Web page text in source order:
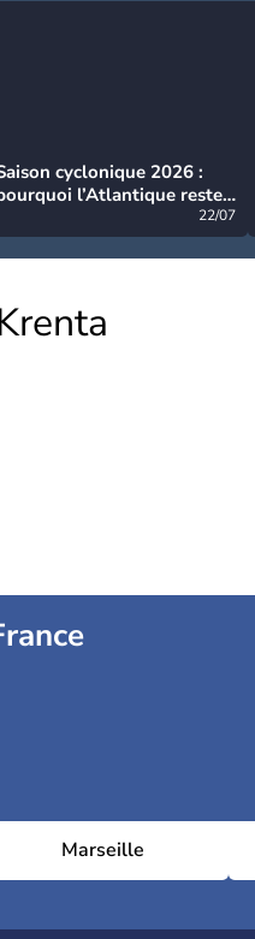
cyclonique 2026 :
l’Atlantique reste
22/07
Marseille